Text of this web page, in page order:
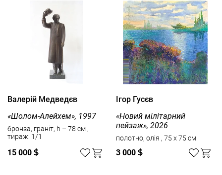
Валерій Медведєв
«Шолом-Алейхем», 1997
бронза, граніт, h – 78 см ,
тираж: 1/1
15 000 $
Ігор Гусєв
«Новий мілітарний
пейзаж», 2026
полотно, олія , 75 x 75 см
3 000 $